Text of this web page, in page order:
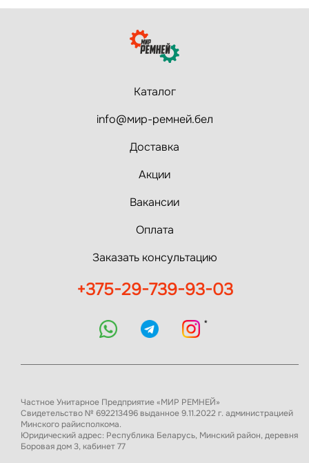
Каталог
info@мир-ремней.бел
Доставка
Акции
Вакансии
Оплата
Заказать консультацию
+375-29-739-93-03
*
Частное Унитарное Предприятие «МИР РЕМНЕЙ»
Свидетельство № 692213496 выданное 9.11.2022 г. администрацией
Минского райисполкома.
Юридический адрес: Республика Беларусь, Минский район, деревня
Боровая дом 3, кабинет 77